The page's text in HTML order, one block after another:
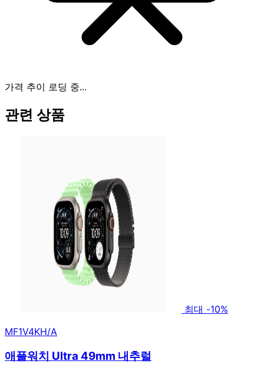
가격 추이 로딩 중...
관련 상품
최대 -10%
MF1V4KH/A
애플워치 Ultra 49mm 내추럴